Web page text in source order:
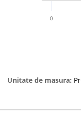
0
Unitate de masura: